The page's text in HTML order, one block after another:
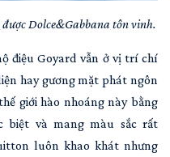
Dolce&Gabbana tôn vinh.
điệu Goyard vẫn ở vị trí chí
hay gương mặt phát ngôn
giới hào nhoáng này bằng
biệt và mang màu sắc rất
luôn khao khát nhưng